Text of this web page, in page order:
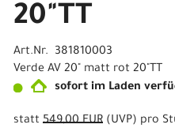
20"TT
Art.Nr. 381810003
Verde AV 20" matt rot 20"TT
sofort im Laden
statt 549,00 EUR (UVP) pro